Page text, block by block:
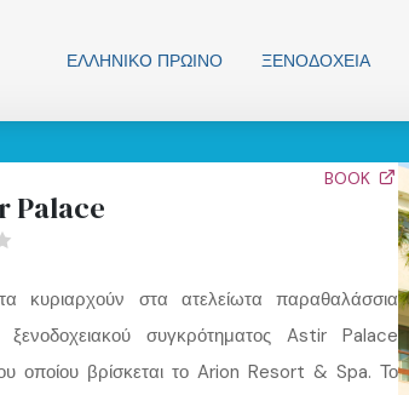
ΕΛΛΗΝΙΚO ΠΡΩΙΝΟ ΞΕΝΟΔΟΧΕΊΑ
BOOK
Palace
κυριαρχούν στα ατελείωτα παραθαλάσσια
συγκρότηματος Astir Palace
οποίου βρίσκεται το Arion Resort & Spa. Το